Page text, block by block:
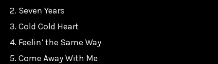
數
量
2. Seven Years
3. Cold Cold Heart
4. Feelin’ the Same Way
5. Come Away With Me